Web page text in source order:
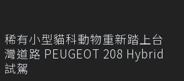
稀有小型貓科動物重新踏上台
灣道路 PEUGEOT 208 Hybrid
試駕